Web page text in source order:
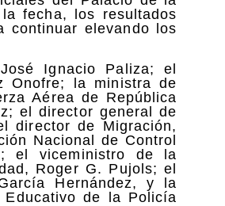
fecha, los resultados
continuar elevando los
Ignacio Paliza; el
Onofre; la ministra de
Aérea de República
el director general de
director de Migración,
Nacional de Control
el viceministro de la
Roger G. Pujols; el
Hernández, y la
de la Policía